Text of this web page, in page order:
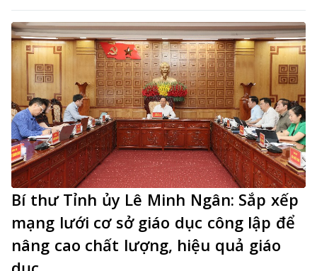
Bí thư Tỉnh ủy Lê Minh Ngân: Sắp xếp
mạng lưới cơ sở giáo dục công lập để
nâng cao chất lượng, hiệu quả giáo